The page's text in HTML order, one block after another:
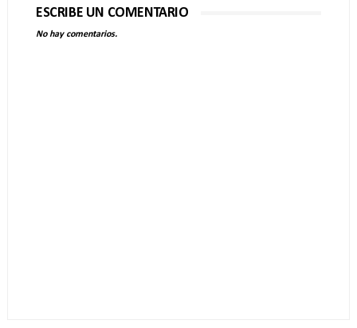
ESCRIBE UN COMENTARIO
No hay comentarios.